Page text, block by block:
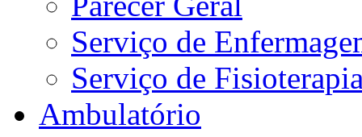
Serviço de
Serviço de
Ambulatório